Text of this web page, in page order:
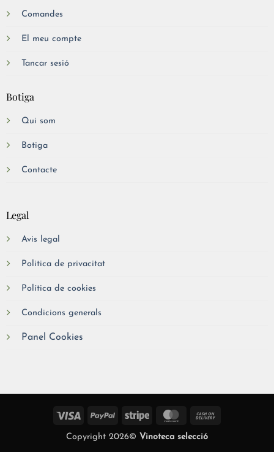
Comandes
El meu compte
Tancar sesió
Botiga
Qui som
Botiga
Contacte
Legal
Avis legal
Politica de privacitat
Política de cookies
Condicions generals
Panel Cookies
Visa PayPal Stripe MasterCard
Copyright 2026© Vinoteca selecció